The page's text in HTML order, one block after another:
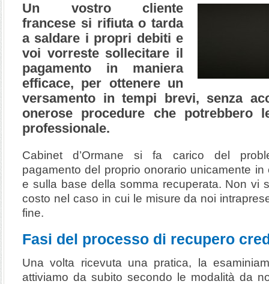
Un vostro cliente
francese si rifiuta o tarda
a saldare i propri debiti e
voi vorreste sollecitare il
pagamento in maniera
efficace, per ottenere un
versamento in tempi brevi, senza
onerose procedure che potrebbero
professionale.
Cabinet d’Ormane si fa carico del
pagamento del proprio onorario unicamente
e sulla base della somma recuperata. Non vi
costo nel caso in cui le misure da noi
fine.
Fasi del processo di recupero
Una volta ricevuta una pratica, la
attiviamo da subito secondo le modalità da